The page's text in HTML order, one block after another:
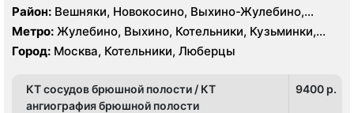
Район: Вешняки, Новокосино, Выхино-Жулебино,
Кузьминки
Метро: Жулебино, Выхино, Котельники, Кузьминки,
Лермонтовский проспект, Новокосино, Рязанский
проспект, Косино, Лухмановская, Окская, Улица
Город: Москва, Котельники, Люберцы
КТ сосудов брюшной полости / КТ
ангиография брюшной полости
9400 p.